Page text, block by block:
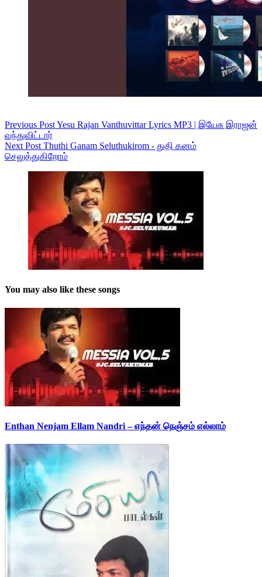
Previous PostYesu Rajan Vanthuvittar Lyrics MP3 | இயேசு இராஜன்
வந்துவிட்டார்
Next Post Thuthi Ganam Seluthukirom - துதி கனம்
செலுத்துகிறோம்
You may also like these songs
Enthan Nenjam Ellam Nandri – எந்தன் நெஞ்சம் எல்லாம்